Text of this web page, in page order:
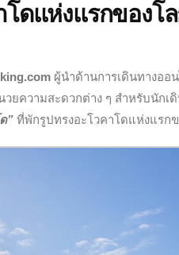
โดแห่งแรกของโ
ผู้นำด้านการเดินทางออ
ความสะดวกต่าง ๆ สำหรับนักเ
” ที่พักรูปทรงอะโวคาโดแห่งแรก